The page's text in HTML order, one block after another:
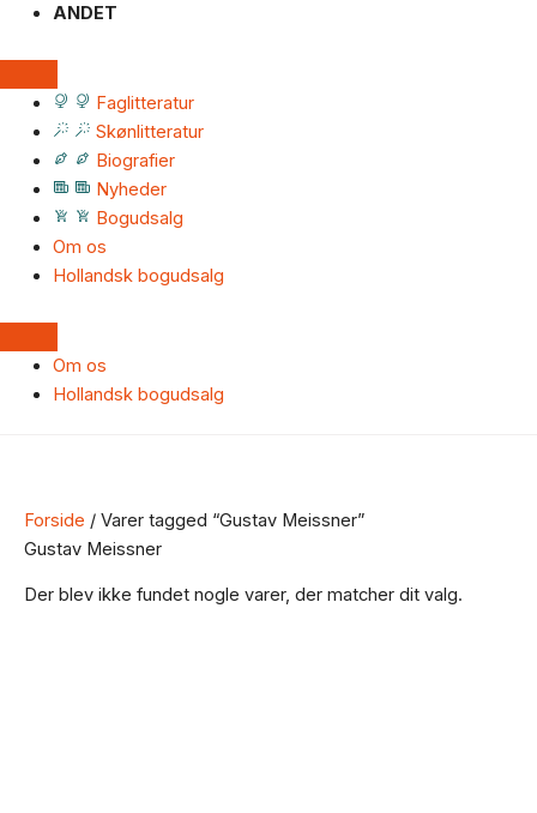
ANDET
Faglitteratur
Skønlitteratur
Biografier
Nyheder
Bogudsalg
Om os
Hollandsk bogudsalg
Om os
Hollandsk bogudsalg
Forside / Varer tagged “Gustav Meissner”
Gustav Meissner
Der blev ikke fundet nogle varer, der matcher dit valg.